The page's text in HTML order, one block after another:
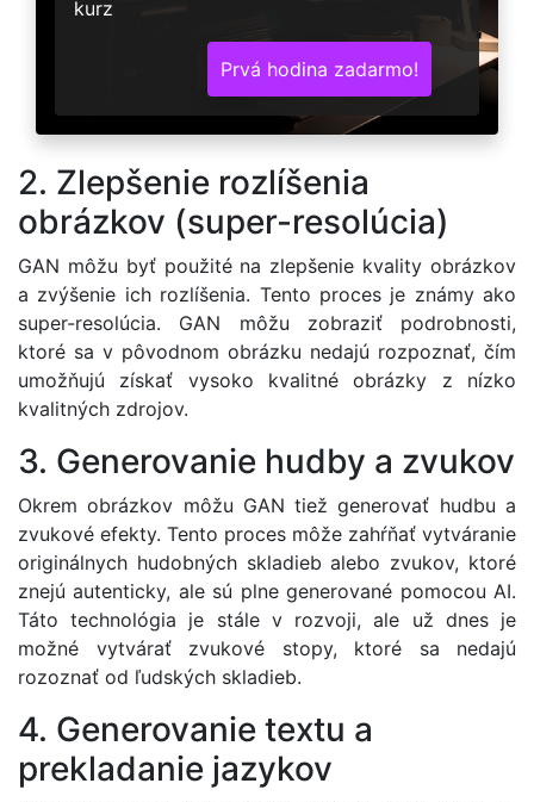
kurz
Prvá hodina zadarmo!
2. Zlepšenie rozlíšenia
obrázkov (super-resolúcia)
GAN môžu byť použité na zlepšenie kvality obrázkov
a zvýšenie ich rozlíšenia. Tento proces je známy ako
super-resolúcia. GAN môžu zobraziť podrobnosti,
ktoré sa v pôvodnom obrázku nedajú rozpoznať, čím
umožňujú získať vysoko kvalitné obrázky z nízko
kvalitných zdrojov.
3. Generovanie hudby a zvukov
Okrem obrázkov môžu GAN tiež generovať hudbu a
zvukové efekty. Tento proces môže zahŕňať vytváranie
originálnych hudobných skladieb alebo zvukov, ktoré
znejú autenticky, ale sú plne generované pomocou AI.
Táto technológia je stále v rozvoji, ale už dnes je
možné vytvárať zvukové stopy, ktoré sa nedajú
rozoznať od ľudských skladieb.
4. Generovanie textu a
prekladanie jazykov